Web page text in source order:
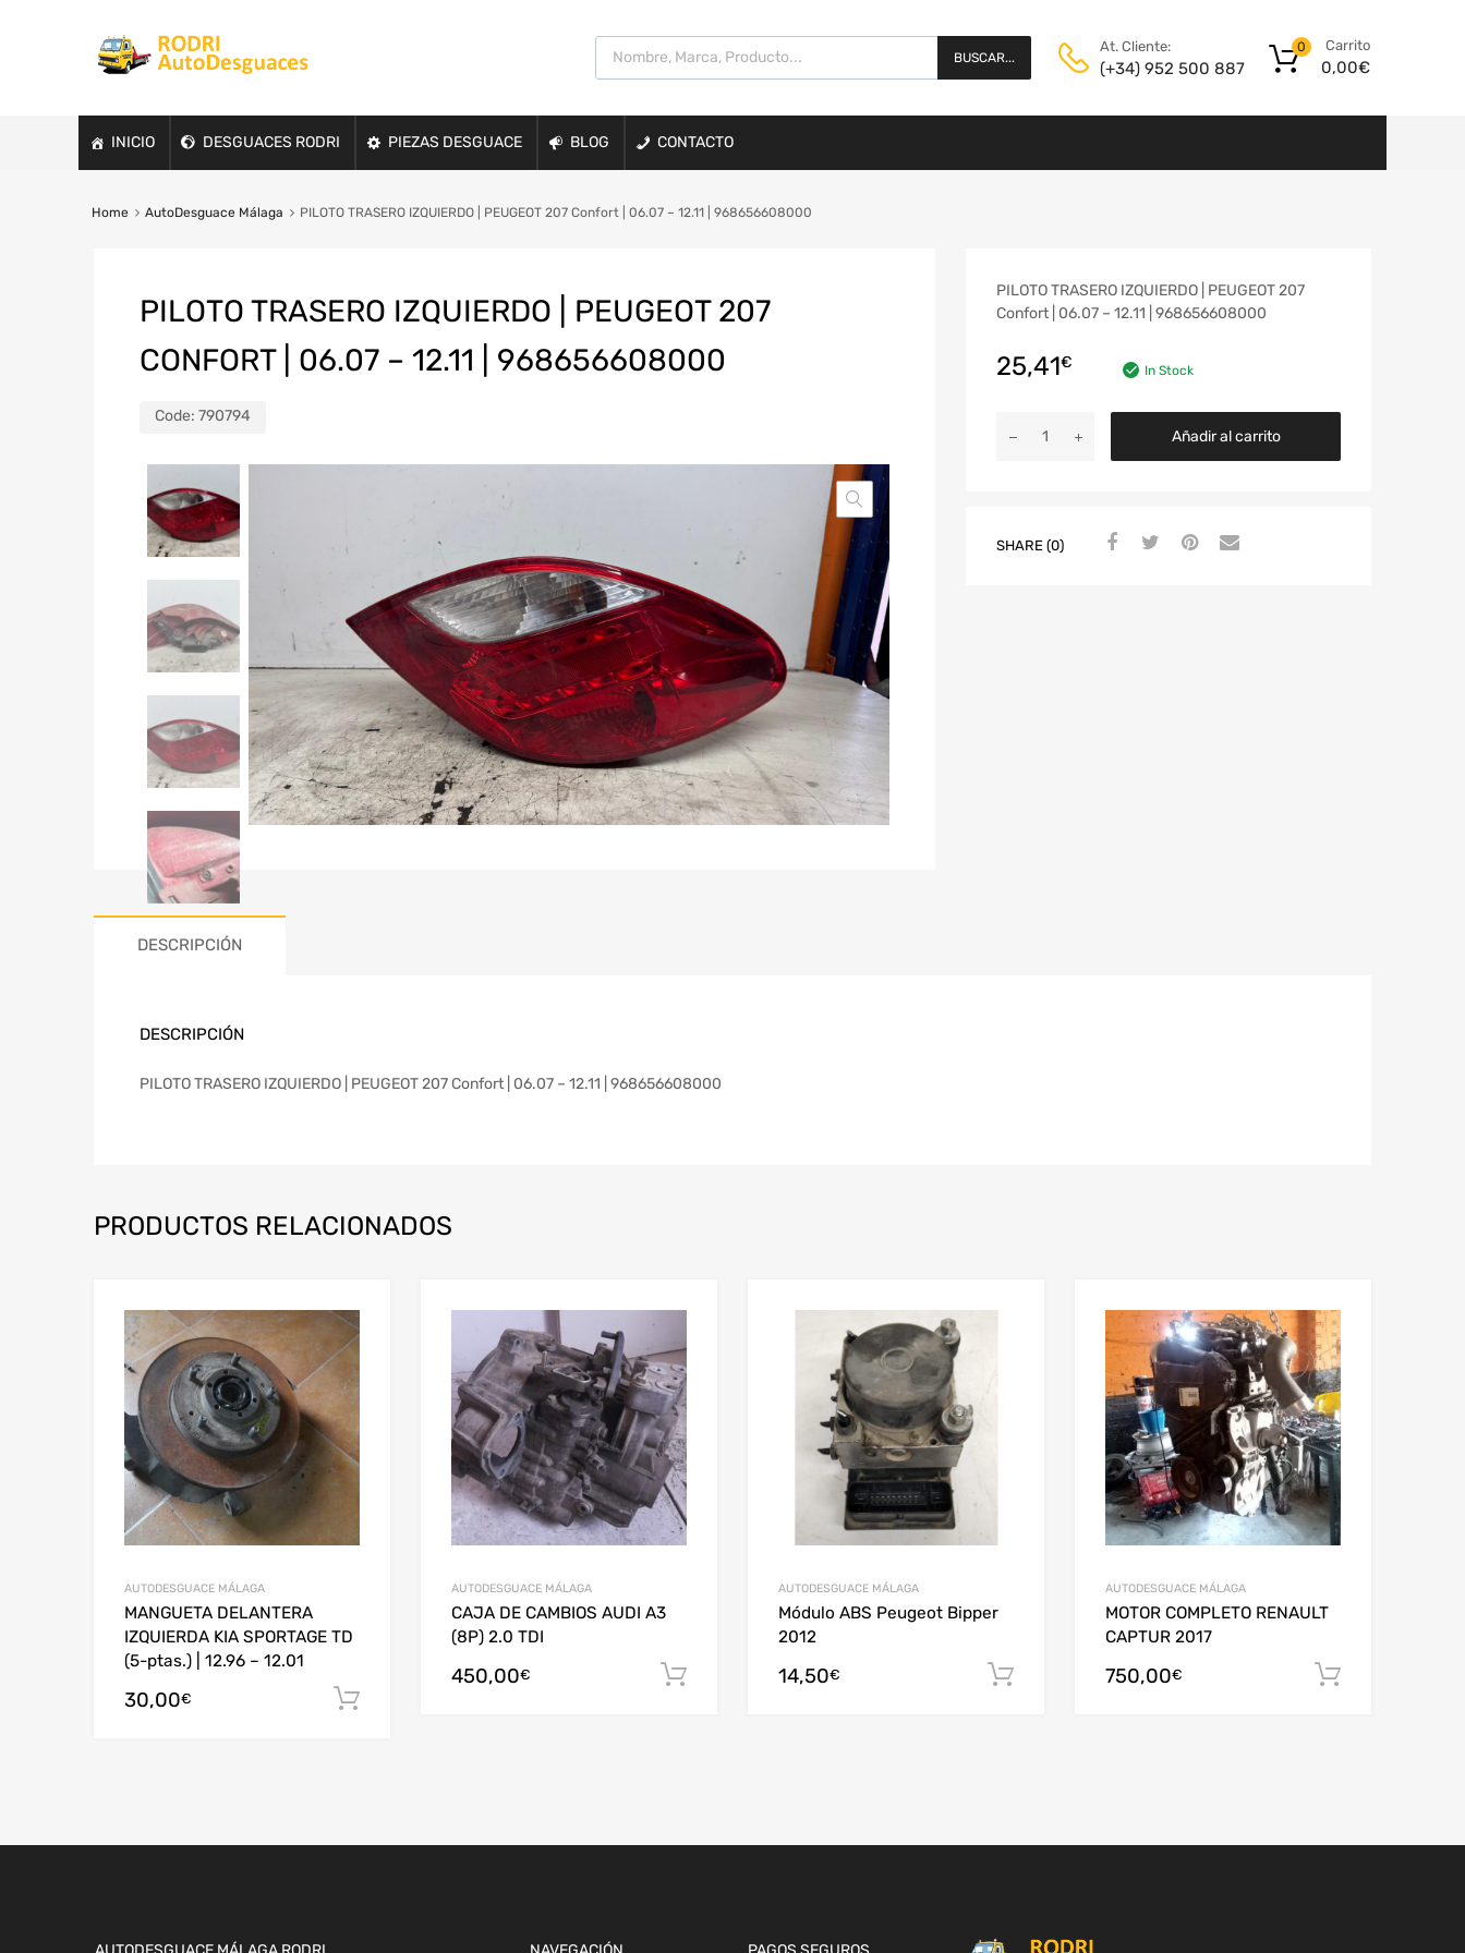
BUSCAR...
At. Cliente:
(+34) 952 500 887
Carrito
0,00€
0
INICIO DESGUACES RODRI PIEZAS DESGUACE BLOG CONTACTO
Home AutoDesguace Málaga PILOTO TRASERO IZQUIERDO | PEUGEOT 207 Confort | 06.07 – 12.11 | 968656608000
PILOTO TRASERO IZQUIERDO | PEUGEOT 207
CONFORT | 06.07 – 12.11 | 968656608000
Code: 790794
PILOTO TRASERO IZQUIERDO | PEUGEOT 207
Confort | 06.07 – 12.11 | 968656608000
25,41€ In Stock
Añadir al carrito
SHARE (0)
DESCRIPCIÓN
DESCRIPCIÓN
PILOTO TRASERO IZQUIERDO | PEUGEOT 207 Confort | 06.07 – 12.11 | 968656608000
PRODUCTOS RELACIONADOS
AUTODESGUACE MÁLAGA
MANGUETA DELANTERA
IZQUIERDA KIA SPORTAGE TD
(5-ptas.) | 12.96 – 12.01
30,00€
AUTODESGUACE MÁLAGA
CAJA DE CAMBIOS AUDI A3
(8P) 2.0 TDI
450,00€ Añadir al carrito
AUTODESGUACE MÁLAGA
Módulo ABS Peugeot Bipper
2012
14,50€ Añadir al carrito
AUTODESGUACE MÁLAGA
MOTOR COMPLETO RENAULT
CAPTUR 2017
750,00€